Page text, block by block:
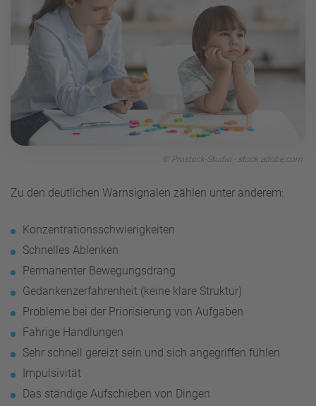
© Prostock-Studio - stock.adobe.com
Zu den deutlichen Warnsignalen zählen unter anderem:
Konzentrationsschwierigkeiten
Schnelles Ablenken
Permanenter Bewegungsdrang
Gedankenzerfahrenheit (keine klare Struktur)
Probleme bei der Priorisierung von Aufgaben
Fahrige Handlungen
Sehr schnell gereizt sein und sich angegriffen fühlen
Impulsivität
Das ständige Aufschieben von Dingen